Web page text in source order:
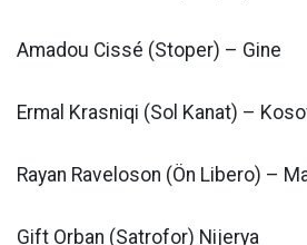
Amadou Cissé (Stoper) – Gine
Ermal Krasniqi (Sol Kanat) –
Rayan Raveloson (Ön Libero) –
Gift Orban (Satrofor) Nijerya